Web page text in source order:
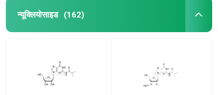
न्यूक्लियोसाइड (162)